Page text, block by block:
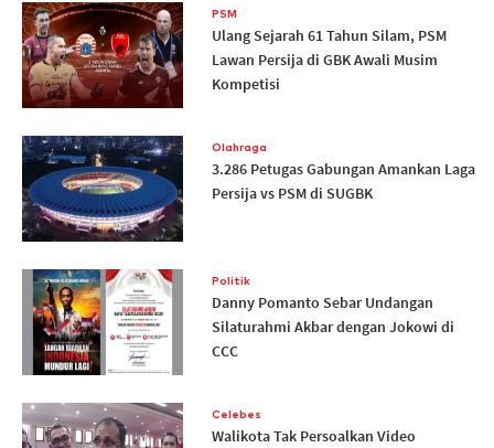
PSM
Ulang Sejarah 61 Tahun Silam, PSM
Lawan Persija di GBK Awali Musim
Kompetisi
Olahraga
3.286 Petugas Gabungan Amankan Laga
Persija vs PSM di SUGBK
Politik
Danny Pomanto Sebar Undangan
Silaturahmi Akbar dengan Jokowi di
CCC
Celebes
Walikota Tak Persoalkan Video